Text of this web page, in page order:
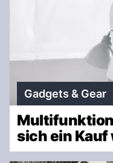
Gadgets & Gear
sich ein